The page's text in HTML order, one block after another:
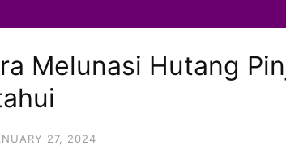
Melunasi Hutang
27, 2024